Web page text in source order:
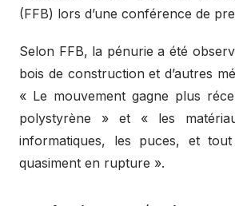
(FFB) lors d’une conférence de
Selon FFB, la pénurie a été
bois de construction et d’autres
« Le mouvement gagne plus
polystyrène » et « les
informatiques, les puces, et
quasiment en rupture ».